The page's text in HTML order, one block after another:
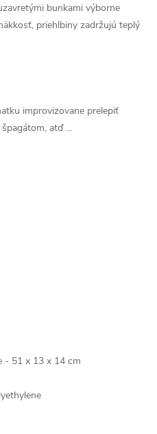
bunkami výborne
priehlbiny zadržujú teplý
improvizovane prelepiť
atď ...
- 51 x 13 x 14 cm